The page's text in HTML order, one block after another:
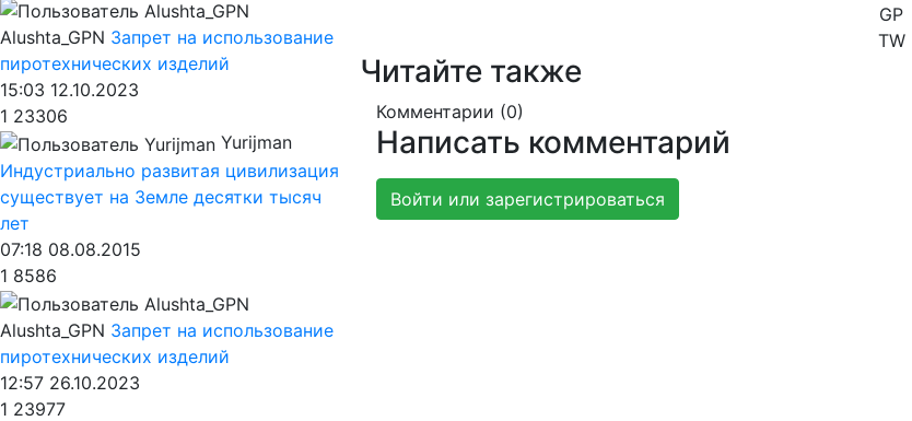
GP
TW
Читайте также
Комментарии (0)
Написать комментарий
Войти или зарегистрироваться
Alushta_GPN Запрет на использование
пиротехнических изделий
15:03 12.10.2023
1 23306
Yurijman
Индустриально развитая цивилизация
существует на Земле десятки тысяч
лет
07:18 08.08.2015
1 8586
Alushta_GPN Запрет на использование
пиротехнических изделий
12:57 26.10.2023
1 23977